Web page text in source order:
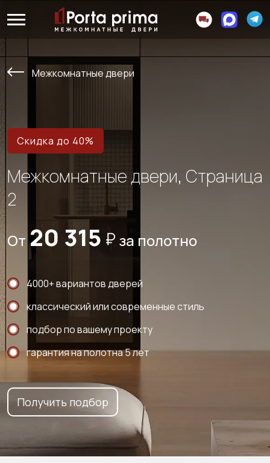
Межкомнатные двери
Скидка до 40%
Межкомнатные двери, Страница
2
От 20 315 за полотно
4000+ вариантов дверей
классический или современные стиль
подбор по вашему проекту
гарантия на полотна 5 лет
Получить подбор